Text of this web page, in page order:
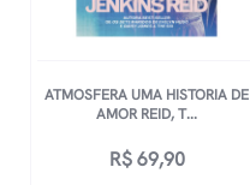
ATMOSFERA UMA HISTORIA DE
AMOR REID, T...
R$69,90